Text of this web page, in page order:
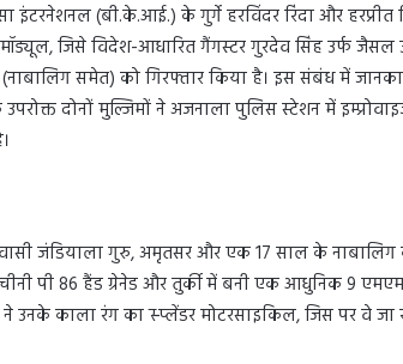
(बी.के.आई.) के गुर्गे हरविंदर रिंदा और हरप्रीत
जिसे विदेश-आधारित गैंगस्टर गुरदेव सिंह उर्फ जैसल
समेत) को गिरफ्तार किया है। इस संबंध में
दोनों मुल्जिमों ने अजनाला पुलिस स्टेशन में
जंडियाला गुरु, अमृतसर और एक 17 साल के
पी 86 हैंड ग्रेनेड और तुर्की में बनी एक आधुनिक 9 एमएम
उनके काला रंग का स्प्लेंडर मोटरसाइकिल, जिस पर वे जा